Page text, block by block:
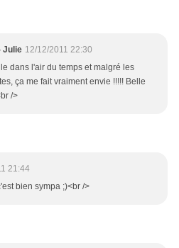
Julie 12/12/2011 22:30
dans l'air du temps et malgré les
ça me fait vraiment envie !!!!! Belle
/>
21:44
bien sympa ;)<br />